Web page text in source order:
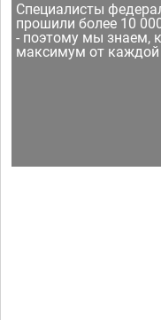
Специалисты
прошили более 10
- поэтому мы знаем,
максимум от